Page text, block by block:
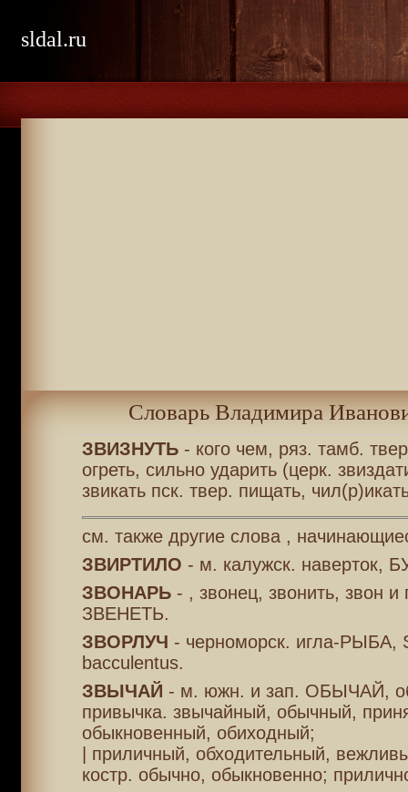
sldal.ru
Словарь Владимира
ЗВИЗНУТЬ- кого чем, ряз. тамб.
огреть, сильно ударить (церк.
звикать пск. твер. пищать,
см. также другие слова ,
ЗВИРТИЛО - м. калужск. наверток,
ЗВОНАРЬ- , звонец, звонить, звон и
ЗВЕНЕТЬ.
ЗВОРЛУЧ - черноморск. игла-РЫБА,
bacculentus.
ЗВЫЧАЙ - м. южн. и зап. ОБЫЧАЙ,
привычка. звычайный, обычный,
обыкновенный, обиходный;
| приличный, обходительный,
костр. обычно, обыкновенно;